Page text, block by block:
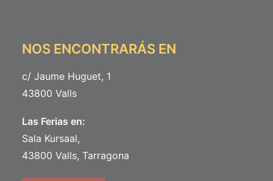
NOS ENCONTRARÁS EN
c/ Jaume Huguet, 1
43800 Valls
Las Ferias en:
Sala Kursaal,
43800 Valls, Tarragona